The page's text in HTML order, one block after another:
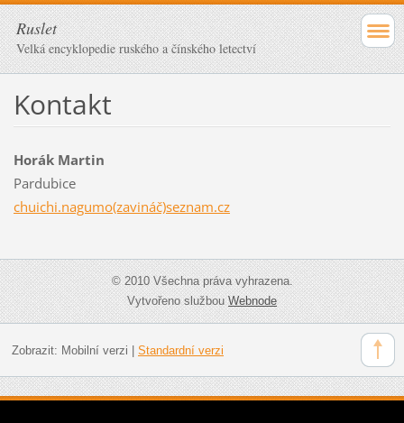
Ruslet
Velká encyklopedie ruského a čínského letectví
Kontakt
Horák Martin
Pardubice
chuichi.nagumo(zavináč)seznam.cz
© 2010 Všechna práva vyhrazena.
Vytvořeno službouWebnode
Zobrazit: Mobilní verzi Standardní verzi